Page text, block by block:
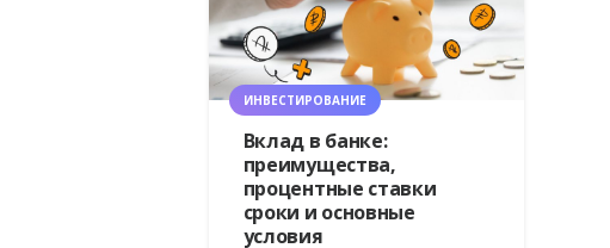
ИНВЕСТИРОВАНИЕ
Вклад в банке:
преимущества,
процентные ставки
сроки и основные
условия